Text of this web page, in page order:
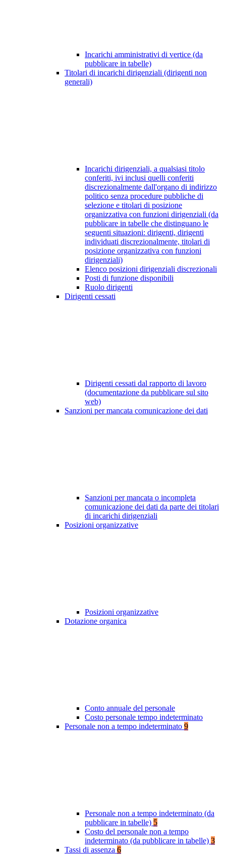
Incarichi amministrativi di vertice (da
pubblicare in tabelle)
Titolari di incarichi dirigenziali (dirigenti non
generali)
Incarichi dirigenziali, a qualsiasi titolo
conferiti, ivi inclusi quelli conferiti
discrezionalmente dall'organo di indirizzo
politico senza procedure pubbliche di
selezione e titolari di posizione
organizzativa con funzioni dirigenziali (da
pubblicare in tabelle che distinguano le
seguenti situazioni: dirigenti, dirigenti
individuati discrezionalmente, titolari di
posizione organizzativa con funzioni
dirigenziali)
Elenco posizioni dirigenziali discrezionali
Posti di funzione disponibili
Ruolo dirigenti
Dirigenti cessati
Dirigenti cessati dal rapporto di lavoro
(documentazione da pubblicare sul sito
web)
Sanzioni per mancata comunicazione dei dati
Sanzioni per mancata o incompleta
comunicazione dei dati da parte dei titolari
di incarichi dirigenziali
Posizioni organizzative
Posizioni organizzative
Dotazione organica
Conto annuale del personale
Costo personale tempo indeterminato
Personale non a tempo indeterminato 9
Personale non a tempo indeterminato (da
pubblicare in tabelle) 5
Costo del personale non a tempo
indeterminato (da pubblicare in tabelle) 3
Tassi di assenza 6